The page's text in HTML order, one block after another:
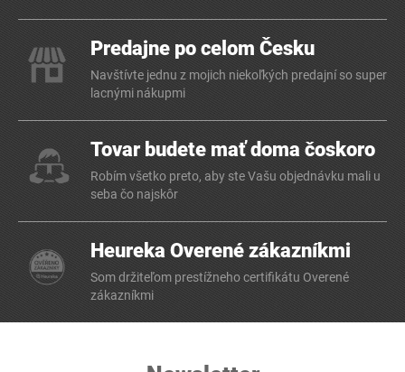
Predajne po celom Česku
Navštívte jednu z mojich niekoľkých predajní so super
lacnými nákupmi
Tovar budete mať doma čoskoro
Robím všetko preto, aby ste Vašu objednávku mali u
seba čo najskôr
Heureka Overené zákazníkmi
Som držiteľom prestížneho certifikátu Overené
zákazníkmi